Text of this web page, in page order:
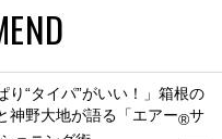
り“タイパ”がいい！」箱根の
神野大地が語る「エアー®サ